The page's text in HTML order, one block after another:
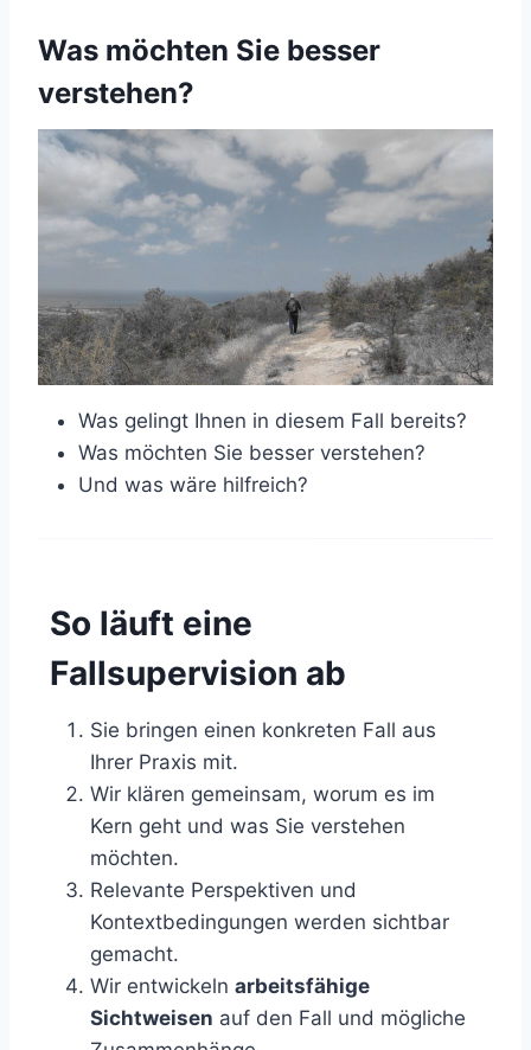
Was möchten Sie besser
verstehen?
Was gelingt Ihnen in diesem Fall bereits?
Was möchten Sie besser verstehen?
Und was wäre hilfreich?
So läuft eine
Fallsupervision ab
Sie bringen einen konkreten Fall aus
Ihrer Praxis mit.
Wir klären gemeinsam, worum es im
Kern geht und was Sie verstehen
möchten.
Relevante Perspektiven und
Kontextbedingungen werden sichtbar
gemacht.
Wir entwickeln arbeitsfähige
Sichtweisen auf den Fall und mögliche